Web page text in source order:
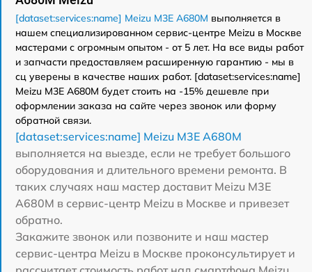
[dataset:services:name] Meizu M3E A680M выполняется в
нашем специализированном сервис-центре Meizu в Москве
мастерами с огромным опытом - от 5 лет. На все виды работ
и запчасти предоставляем расширенную гарантию - мы в
сц уверены в качестве наших работ. [dataset:services:name]
Meizu M3E A680M будет стоить на -15% дешевле при
оформлении заказа на сайте через звонок или форму
обратной связи.
[dataset:services:name] Meizu M3E A680M
выполняется на выезде, если не требует большого
оборудования и длительного времени ремонта. В
таких случаях наш мастер доставит Meizu M3E
A680M в сервис-центр Meizu в Москве и привезет
обратно.
Закажите звонок или позвоните и наш мастер
сервис-центра Meizu в Москве проконсультирует и